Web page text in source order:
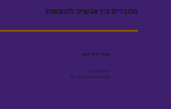
מחברים בין אנשים לתוצאות
שומרים על קשר
055-5001909
Efrat@workaround.blog